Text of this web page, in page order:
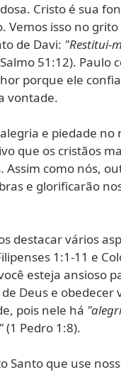
Cristo é sua
Vemos isso no grito
de Davi: "Restitui-
51:12). Paulo
porque ele
vontade.
e piedade
que os cristãos
Assim como nós,
e glorificarão
destacar vários
1:1-11 e
esteja ansioso
de Deus e
pois nele há
(1 Pedro 1:8).
Santo que use